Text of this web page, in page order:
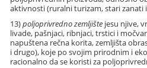
aktivnosti (ruralni turizam, stari zanati i
13)poljoprivredno zemljište jesu njive,
livade, pašnjaci, ribnjaci, trstici i
napuštena rečna korita, zemljišta
i drugo), koje po svojim prirodnim i
racionalno da se koristi za